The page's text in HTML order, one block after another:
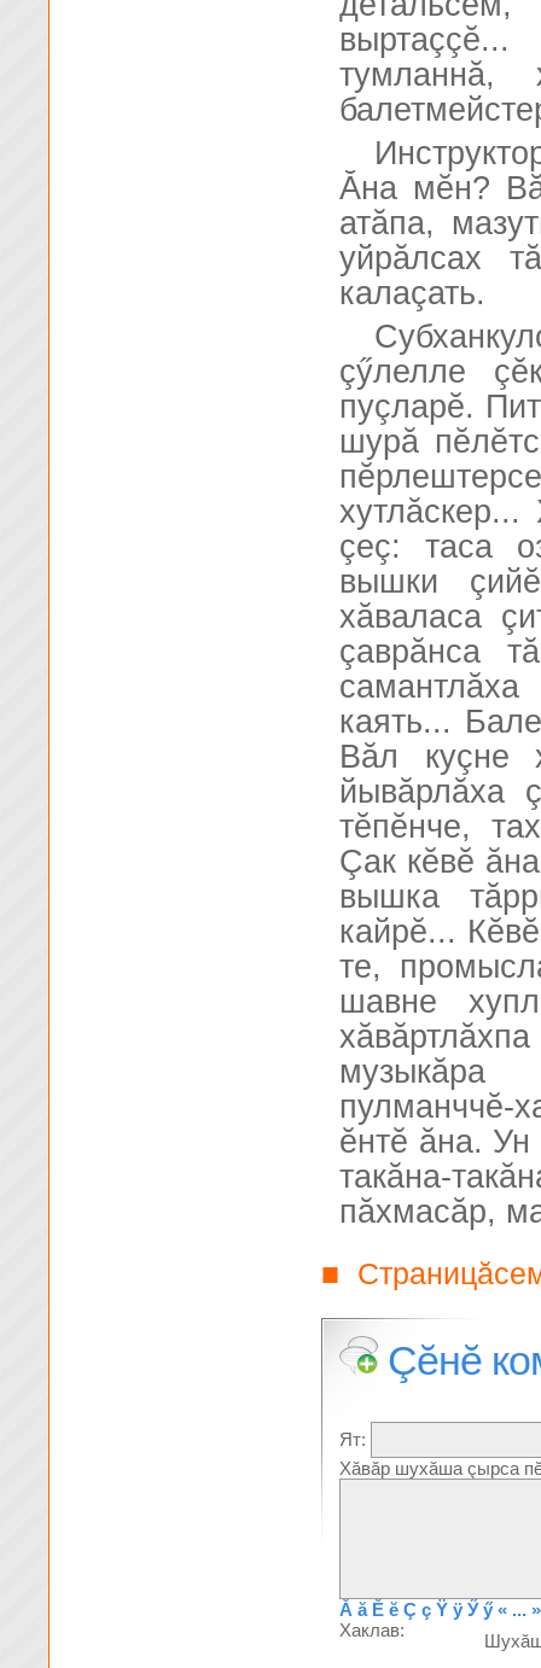
тумланнă,
Ăна мĕн?
атăпа,
уйрăлсах
калаçать.
çӳлелле
пуçларĕ.
шурă
çеç: таса
вышки
хăваласа
çаврăнса
каять...
Вăл куçне
йывăрлăха
тĕпĕнче,
Çак кĕвĕ
вышка
кайрĕ...
те,
шавне
музыкăра
пулманччĕ-
ĕнтĕ ăна.
такăна-
пăхмасăр,
■
Çĕнĕ
Ят:
Хăвăр шухăша çырса
Ă ă Ĕ ĕ Ç ç Ÿ ÿ Ӳ ӳ « ... »
Хаклав: